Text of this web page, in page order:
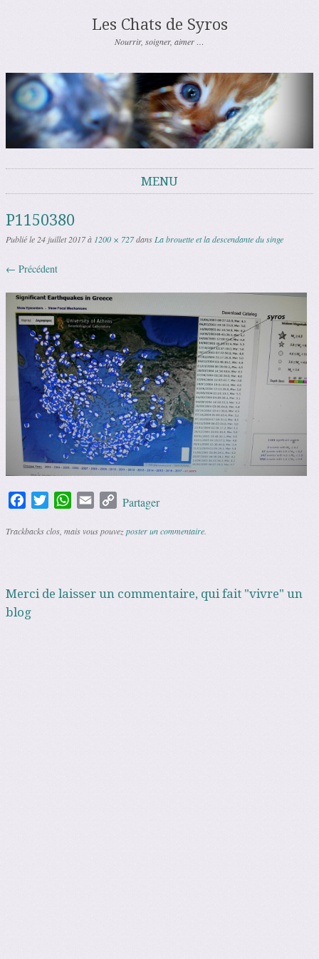
Les Chats de Syros
Nourrir, soigner, aimer …
MENU
P1150380
Publié le24 juillet 2017à 1200 × 727dansLa brouette et la descendante du singe
← Précédent
FacebookTwitterWhatsApp
Email Copy
Partager
Trackbacks clos, mais vous pouvezposter un commentaire
Merci de laisser un commentaire, qui fait "vivre" un
blog